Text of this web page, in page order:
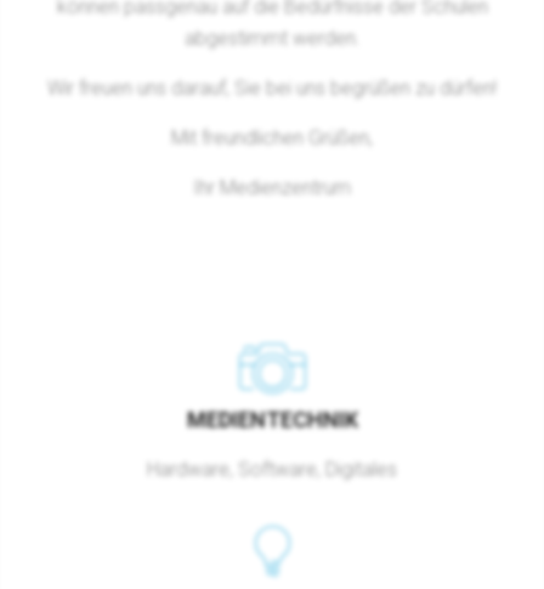
können passgenau auf die Bedürfnisse der Schulen
abgestimmt werden.
Wir freuen uns darauf, Sie bei uns begrüßen zu dürfen!
Mit freundlichen Grüßen,
Ihr Medienzentrum
MEDIENTECHNIK
Hardware, Software, Digitales